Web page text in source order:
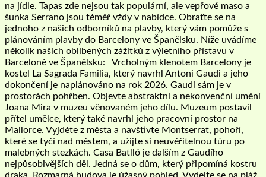
na jídle. Tapas zde nejsou tak populární, ale vepřové maso a
šunka Serrano jsou téměř vždy v nabídce. Obraťte se na
jednoho z našich odborníků na plavby, který vám pomůže s
plánováním plavby do Barcelony ve Španělsku. Níže uvádíme
několik našich oblíbených zážitků z výletního přístavu v
Barceloně ve Španělsku: Vrcholným klenotem Barcelony je
kostel La Sagrada Familia, který navrhl Antoni Gaudi a jeho
dokončení je naplánováno na rok 2026. Gaudi sám je v
prostorách pohřben. Objevte abstraktní a nekonvenční umění
Joana Mira v muzeu věnovaném jeho dílu. Muzeum postavil
přítel umělce, který také navrhl jeho pracovní prostor na
Mallorce. Vyjděte z města a navštivte Montserrat, pohoří,
které se tyčí nad městem, a užijte si neuvěřitelnou túru po
malebných stezkách. Casa Batlló je dalším z Gaudího
nejpůsobivějších děl. Jedná se o dům, který připomíná kostru